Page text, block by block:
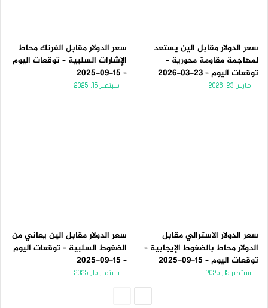
سعر الدولار مقابل الين يستعد
لمهاجمة مقاومة محورية –
توقعات اليوم – 23-03-2026
مارس 23, 2026
سعر الدولار مقابل الفرنك محاط
الإشارات السلبية – توقعات اليوم
– 15-09-2025
سبتمبر 15, 2025
سعر الدولار الاسترالي مقابل
الدولار محاط بالضغوط الإيجابية –
توقعات اليوم – 15-09-2025
سبتمبر 15, 2025
سعر الدولار مقابل الين يعاني من
الضغوط السلبية – توقعات اليوم
– 15-09-2025
سبتمبر 15, 2025